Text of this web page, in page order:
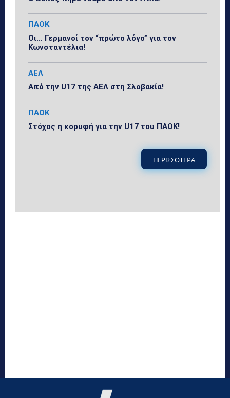
ΠΑΟΚ
Οι… Γερμανοί τον “πρώτο λόγο” για τον
Κωνσταντέλια!
ΑΕΛ
Από την U17 της ΑΕΛ στη Σλοβακία!
ΠΑΟΚ
Στόχος η κορυφή για την U17 του ΠΑΟΚ!
ΠΕΡΙΣΣΟΤΕΡΑ